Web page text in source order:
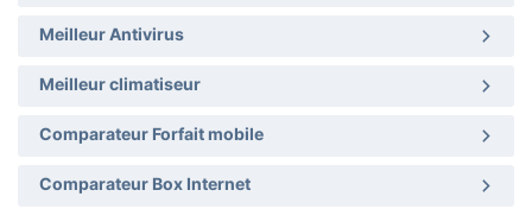
Meilleur Antivirus
Meilleur climatiseur
Comparateur Forfait mobile
Comparateur Box Internet